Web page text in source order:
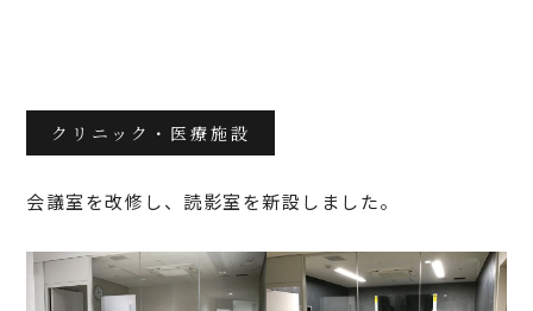
クリニック・医療施設
2023.7.12
会議室を改修し、読影室を新設しました。